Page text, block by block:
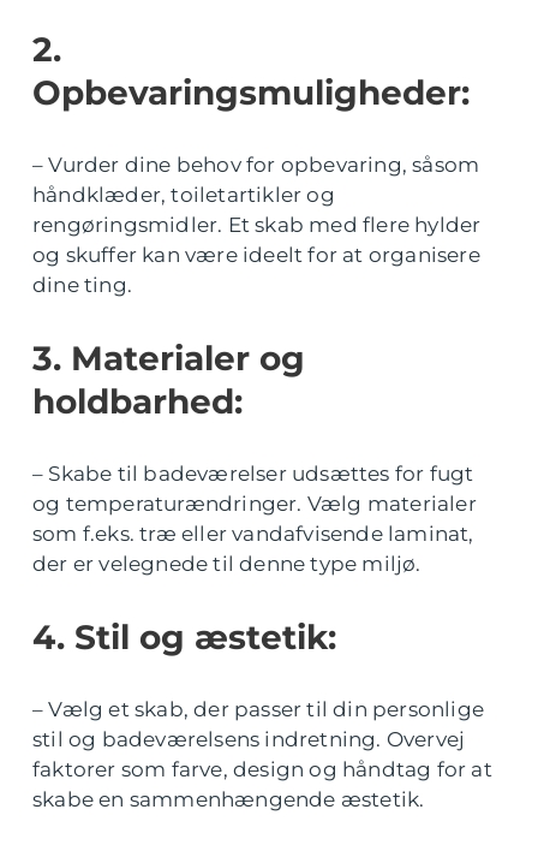
2.
Opbevaringsmuligheder:
– Vurder dine behov for opbevaring, såsom
håndklæder, toiletartikler og
rengøringsmidler. Et skab med flere hylder
og skuffer kan være ideelt for at organisere
dine ting.
3. Materialer og
holdbarhed:
– Skabe til badeværelser udsættes for fugt
og temperaturændringer. Vælg materialer
som f.eks. træ eller vandafvisende laminat,
der er velegnede til denne type miljø.
4. Stil og æstetik:
– Vælg et skab, der passer til din personlige
stil og badeværelsens indretning. Overvej
faktorer som farve, design og håndtag for at
skabe en sammenhængende æstetik.